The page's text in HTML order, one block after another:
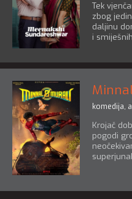
Tek
zbog
daljinu
i
komedija,
Krojač
pogodi